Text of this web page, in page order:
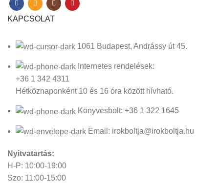
KAPCSOLAT
1061 Budapest, Andrássy út 45.
Internetes rendelések:
+36 1 342 4311
Hétköznaponként 10 és 16 óra között hívható.
Könyvesbolt: +36 1 322 1645
Email: irokboltja@irokboltja.hu
Nyitvatartás:
H-P: 10:00-19:00
Szo: 11:00-15:00